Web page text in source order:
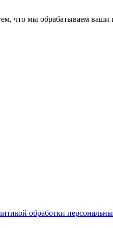
что мы обрабатываем ваши
обработки